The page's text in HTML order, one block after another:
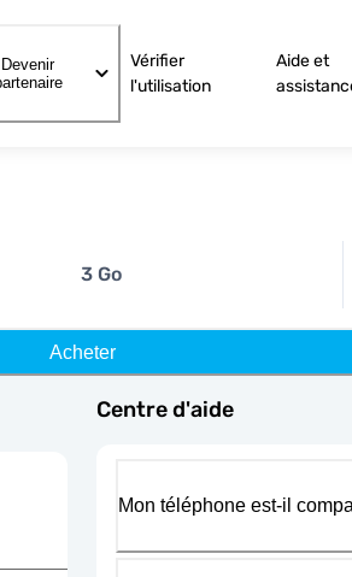
Devenir
Vérifier
l'utilisation
Aide et
3 Go
Acheter
Centre d'aide
Mon téléphone est-il